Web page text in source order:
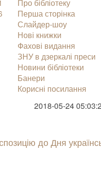
Про бібліотеку
Перша сторінка
Слайдер-шоу
Нові книжки
Фахові видання
ЗНУ в дзеркалі преси
Новини бібліотеки
Банери
Корисні посилання
2018-05-24
до Дня